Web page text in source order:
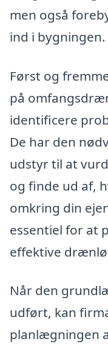
men også
ind i bygningen.
Først og
på
identificere
De har den
udstyr til at
og finde ud af,
omkring din
essentiel for at
effektive
Når den
udført, kan
planlægningen